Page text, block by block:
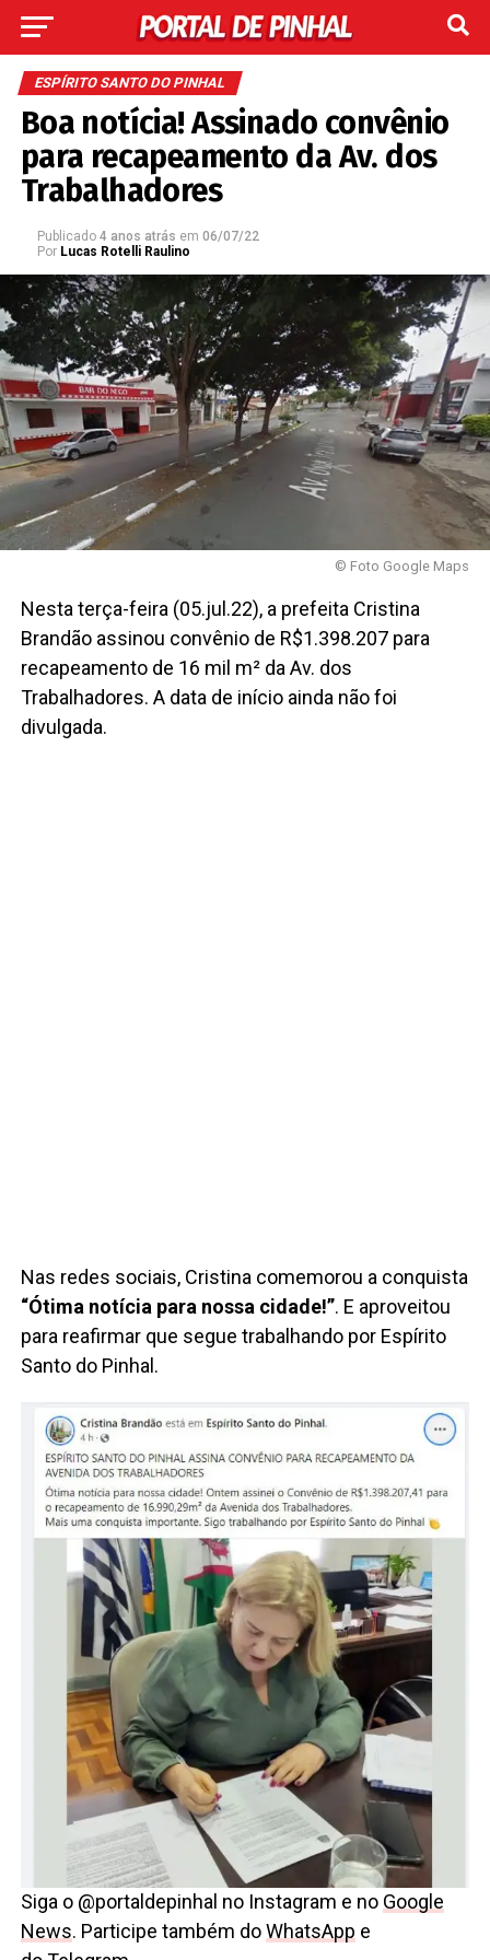
ESPÍRITO SANTO DO PINHAL
Boa notícia! Assinado convênio
para recapeamento da Av. dos
Trabalhadores
Publicado 4 anos atrás em 06/07/22
Por Lucas Rotelli Raulino
© Foto Google Maps
Nesta terça-feira (05.jul.22), a prefeita Cristina
Brandão assinou convênio de R$1.398.207 para
recapeamento de 16 mil m² da Av. dos
Trabalhadores. A data de início ainda não foi
divulgada.
Nas redes sociais, Cristina comemorou a conquista
“Ótima notícia para nossa cidade!”. E aproveitou
para reafirmar que segue trabalhando por Espírito
Santo do Pinhal.
Siga o @portaldepinhal no Instagram e no Google
News. Participe também doWhatsApp e